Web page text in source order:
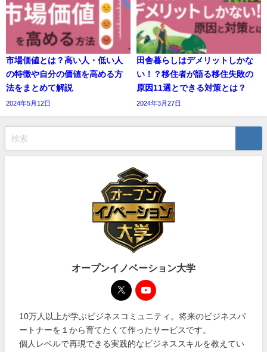
市場価値とは？高い人・低い人
の特徴や自分の価値を高める方
法をまとめて解説
2024年5月12日
田舎暮らしはデメリットしかな
い！？移住者が語る移住失敗の
原因11選とできる対策とは？
2024年3月27日
オープンイノベーション大学
10万人以上が学ぶビジネスコミュニティ。将来のビジネスパ
ートナーを１から育てたくて作ったサービスです。
個人レベルで再現できる実践的なビジネススキルを教えてい